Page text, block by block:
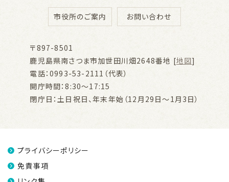
市役所のご案内 お問い合わせ
〒897-8501
鹿児島県南さつま市加世田川畑2648番地 [地図]
電話：0993-53-2111（代表）
開庁時間：8:30～17:15
閉庁日：土日祝日、年末年始（12月29日～1月3日）
プライバシーポリシー
免責事項